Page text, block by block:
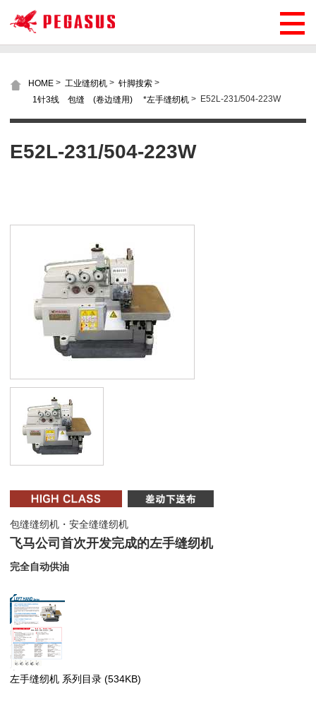
HOME > 工业缝纫机 > 针脚搜索 >
1针3线 包缝 (卷边缝用) *左手缝纫机 > E52L-231/504-223W
E52L-231/504-223W
包缝缝纫机・安全缝缝纫机
飞马公司首次开发完成的左手缝纫机
完全自动供油
左手缝纫机 系列目录 (534KB)